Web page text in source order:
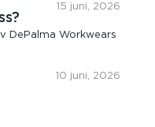
15 juni, 2026
DePalma Workwears
10 juni, 2026